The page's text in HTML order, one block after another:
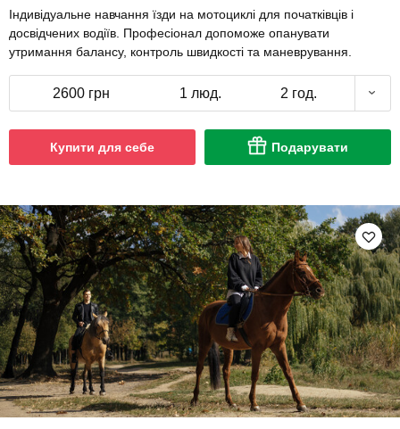
Індивідуальне навчання їзди на мотоциклі для початківців і
досвідчених водіїв. Професіонал допоможе опанувати
утримання балансу, контроль швидкості та маневрування.
2600 грн 1 люд. 2 год.
Купити для себе Подарувати